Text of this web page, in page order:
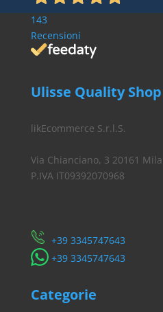
143
Recensioni
Ulisse Quality Shop
likEcommerce S.r.l.S.
Via Chianciano, 3 20161
P.IVA IT09392070968
​+39 3345747643
​+39 3345747643
Categorie